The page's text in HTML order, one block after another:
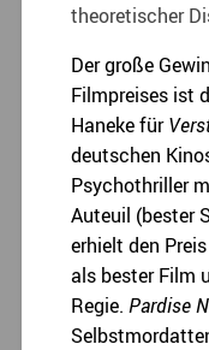
theoretischer
Der große
Filmpreises ist
Haneke für
deutschen
Psychothriller
Auteuil (bester
erhielt den
als bester Film
Regie.Pardise